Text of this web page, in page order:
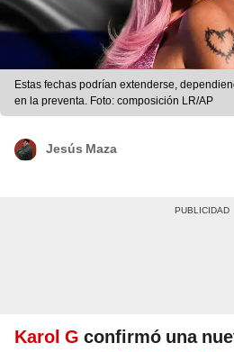
Estas fechas podrían extenderse,
en la preventa. Foto: composición LR/AP
Jesús Maza
Karol G confirmó una